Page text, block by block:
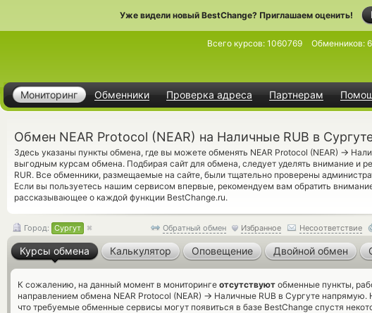
Уже видели новый BestChange? Приглашаем оценить!
Мониторинг Обменники Проверка адреса Партнерам
Всего курсов: 1060769 Обменников:
Обмен NEAR Protocol (NEAR) на Наличные RUB в
Здесь указаны пункты обмена, где вы можете обменять NEAR Protocol (NEAR) →
выгодным курсам обмена. Подбирая сайт для обмена, следует уделять внимание и
RUR. Все обменники, размещаемые на сайте, были тщательно проверены
Если вы пользуетесь нашим сервисом впервые, рекомендуем вам обратить
рассказывающее о каждой функции BestChange.ru.
Обратный обмен Избранное Несоответствие
Город: Сургут
Курсы обмена Калькулятор Оповещение Двойной обмен
К сожалению, на данный момент в мониторинге отсутствуют обменные пункты,
направлением обмена NEAR Protocol (NEAR) → Наличные RUB в Сургуте напрямую.
что требуемые обменные сервисы могут появиться в базе BestChange спустя